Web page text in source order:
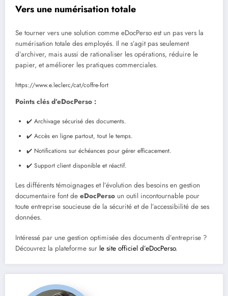
Vers une numérisation totale
Se tourner vers une solution comme eDocPerso est un pas vers la
numérisation totale des employés. Il ne s’agit pas seulement
d’archiver, mais aussi de rationaliser les opérations, réduire le
papier, et améliorer les pratiques commerciales.
https://www.e.leclerc/cat/coffre-fort
Points clés d’eDocPerso :
✔️ Archivage sécurisé des documents.
✔️ Accès en ligne partout, tout le temps.
✔️ Notifications sur échéances pour gérer efficacement.
✔️ Support client disponible et réactif.
Les différents témoignages et l’évolution des besoins en gestion
documentaire font de eDocPerso un outil incontournable pour
toute entreprise soucieuse de la sécurité et de l’accessibilité de ses
données.
Intéressé par une gestion optimisée des documents d’entreprise ?
Découvrez la plateforme sur le site officiel d’eDocPerso.